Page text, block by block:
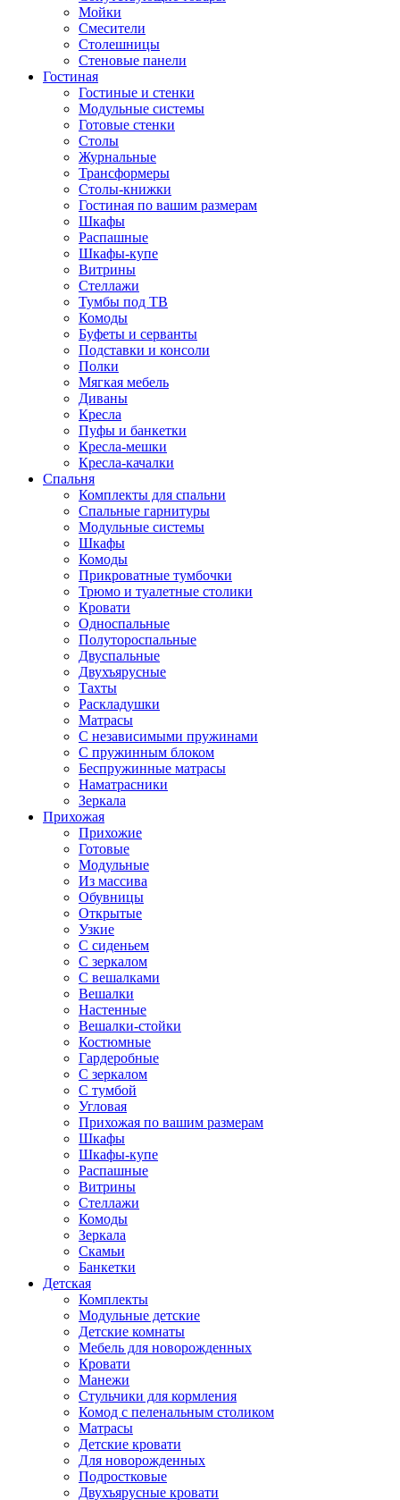
Мойки
Смесители
Столешницы
Стеновые панели
Гостиная
Гостиные и стенки
Модульные системы
Готовые стенки
Столы
Журнальные
Трансформеры
Столы-книжки
Гостиная по вашим размерам
Шкафы
Распашные
Шкафы-купе
Витрины
Стеллажи
Тумбы под ТВ
Комоды
Буфеты и серванты
Подставки и консоли
Полки
Мягкая мебель
Диваны
Кресла
Пуфы и банкетки
Кресла-мешки
Кресла-качалки
Спальня
Комплекты для спальни
Спальные гарнитуры
Модульные системы
Шкафы
Комоды
Прикроватные тумбочки
Трюмо и туалетные столики
Кровати
Односпальные
Полутороспальные
Двуспальные
Двухъярусные
Тахты
Раскладушки
Матрасы
С независимыми пружинами
С пружинным блоком
Беспружинные матрасы
Наматрасники
Зеркала
Прихожая
Прихожие
Готовые
Модульные
Из массива
Обувницы
Открытые
Узкие
С сиденьем
С зеркалом
С вешалками
Вешалки
Настенные
Вешалки-стойки
Костюмные
Гардеробные
С зеркалом
С тумбой
Угловая
Прихожая по вашим размерам
Шкафы
Шкафы-купе
Распашные
Витрины
Стеллажи
Комоды
Зеркала
Скамьи
Банкетки
Детская
Комплекты
Модульные детские
Детские комнаты
Мебель для новорожденных
Кровати
Манежи
Стульчики для кормления
Комод с пеленальным столиком
Матрасы
Детские кровати
Для новорожденных
Подростковые
Двухъярусные кровати